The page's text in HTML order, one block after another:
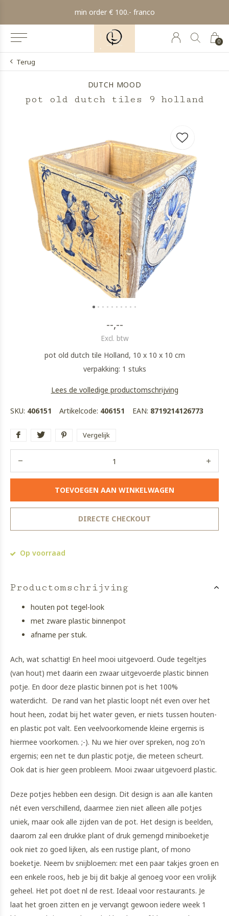
0
min order € 100.- franco
Terug
DUTCH MOOD
pot old dutch tiles 9 holland
--,--
Excl. btw
pot old dutch tile Holland, 10 x 10 x 10 cm
verpakking: 1 stuks
Lees de volledige productomschrijving
SKU: 406151 Artikelcode: 406151 EAN: 8719214126773
Vergelijk
TOEVOEGEN AAN WINKELWAGEN
DIRECTE CHECKOUT
Op voorraad
Productomschrijving
houten pot tegel-look
met zware plastic binnenpot
afname per stuk.
Ach, wat schattig! En heel mooi uitgevoerd. Oude tegeltjes
(van hout) met daarin een zwaar uitgevoerde plastic binnen
potje. En door deze plastic binnen pot is het 100%
waterdicht. De rand van het plastic loopt nét even over het
hout heen, zodat bij het water geven, er niets tussen houten-
en plastic pot valt. Een veelvoorkomende kleine ergernis is
hiermee voorkomen. ;-). Nu we hier over spreken, nog zo'n
ergernis; een net te dun plastic potje, die meteen scheurt.
Ook dat is hier geen probleem. Mooi zwaar uitgevoerd plastic.
Deze potjes hebben een design. Dit design is aan alle kanten
nét even verschillend, daarmee zien niet alleen alle potjes
uniek, maar ook alle zijden van de pot. Het design is beelden,
daarom zal een drukke plant of druk gemengd miniboeketje
ook niet zo goed lijken, als een rustige plant, of mono
boeketje. Neem bv snijbloemen: met een paar takjes groen en
een enkele roos, heb je bij dit bakje al genoeg voor een vrolijk
geheel. Het pot doet nl de rest. Ideaal voor restaurants. Je
laat het groen zitten en je vervangt gewoon iedere week 1